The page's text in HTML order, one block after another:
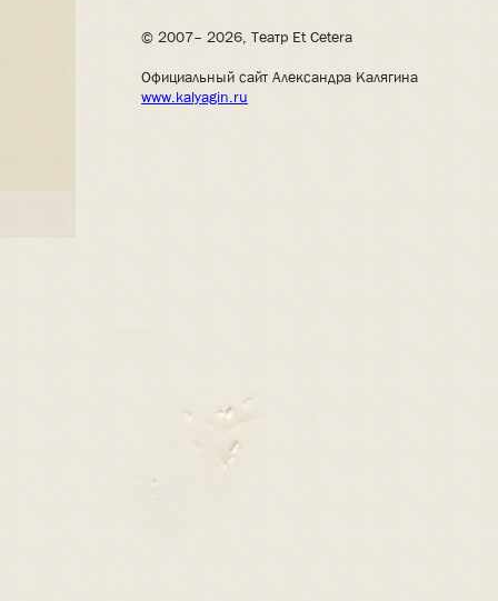
© 2007– 2026, Театр Et Cetera
Официальный сайт Александра Калягина
www.kalyagin.ru